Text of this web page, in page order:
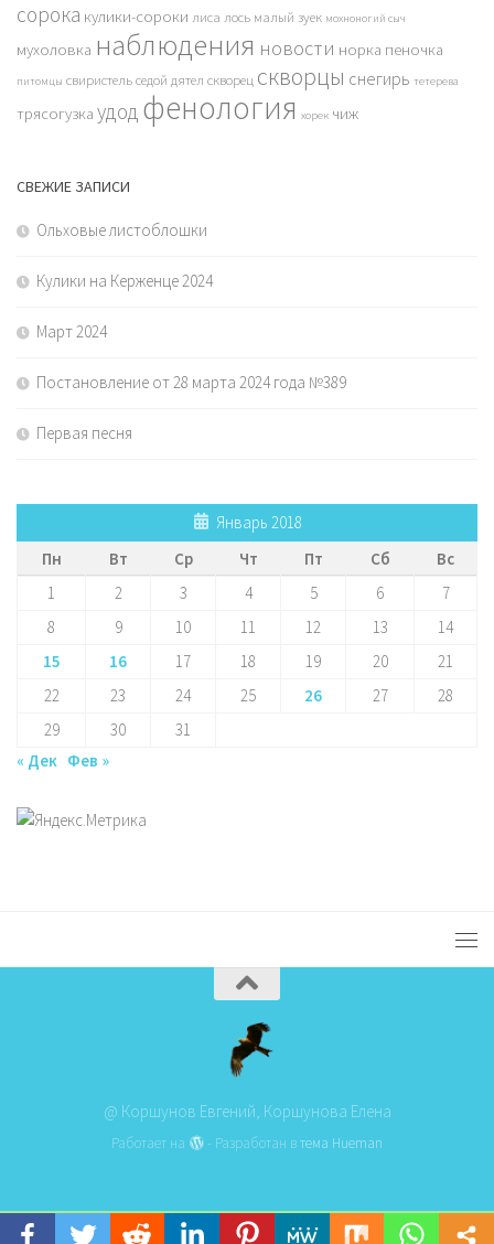
сорока кулики-сороки лиса лось малый зуек мохноногий сыч
мухоловка наблюдения новости норка пеночка
питомцы свиристельседой дятел скворец скворцы снегирь тетерева
трясогузка удод фенология хорек чиж
СВЕЖИЕ ЗАПИСИ
Ольховые листоблошки
Кулики на Керженце 2024
Март 2024
Постановление от 28 марта 2024 года №389
Первая песня
Январь 2018
Пн
Вт Ср Чт Пт Сб
Вс
1
2 3 4 5 6
7
8
9 10 11 12 13
14
15
16 17 18 19 20
21
22
23 24 25 26 27
28
29
30
31
« Дек Фев »
@ Коршунов Евгений, Коршунова Елена
Работает на - Разработан втема Hueman